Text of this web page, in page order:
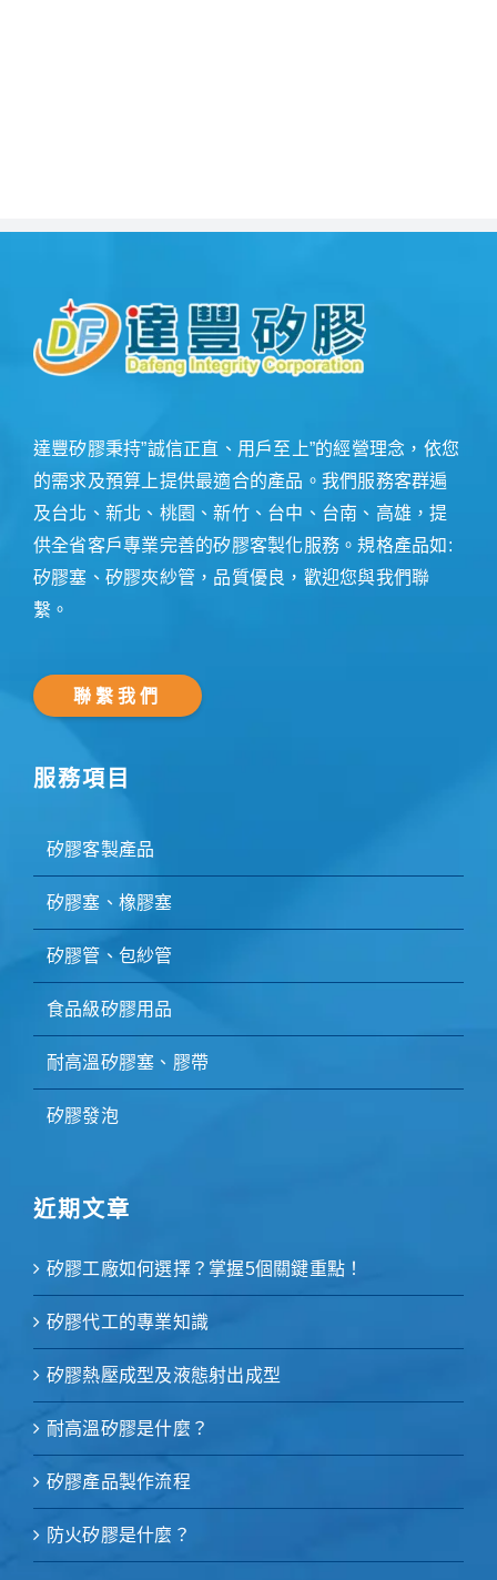
達豐矽膠秉持”誠信正直、用戶至上”的經營理念，依您
的需求及預算上提供最適合的產品。我們服務客群遍
及台北、新北、桃園、新竹、台中、台南、高雄，提
供全省客戶專業完善的矽膠客製化服務。規格產品如:
矽膠塞、矽膠夾紗管，品質優良，歡迎您與我們聯
繫。
聯繫我們
服務項目
矽膠客製產品
矽膠塞、橡膠塞
矽膠管、包紗管
食品級矽膠用品
耐高溫矽膠塞、膠帶
矽膠發泡
近期文章
矽膠工廠如何選擇？掌握5個關鍵重點！
矽膠代工的專業知識
矽膠熱壓成型及液態射出成型
耐高溫矽膠是什麼？
矽膠產品製作流程
防火矽膠是什麼？